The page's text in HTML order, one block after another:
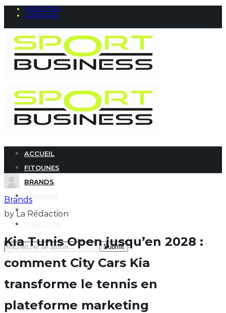
INSCRIPTION
CONNEXION
ACCUEIL
FITOUNES
BRANDS
OPINIONS
INTERVIEW
Search
for:
Brands
by La Rédaction
Kia Tunis Open jusqu’en 2028 :
comment City Cars Kia
transforme le tennis en
plateforme marketing